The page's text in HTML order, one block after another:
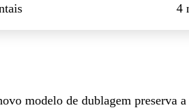
4
modelo de dublagem preserva a